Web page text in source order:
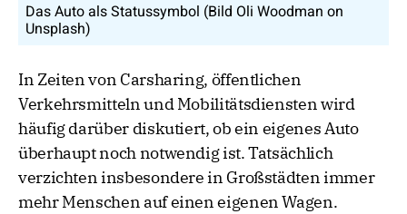
Das Auto als Statussymbol (Bild Oli Woodman on
Unsplash)
In Zeiten von Carsharing, öffentlichen
Verkehrsmitteln und Mobilitätsdiensten wird
häufig darüber diskutiert, ob ein eigenes Auto
überhaupt noch notwendig ist. Tatsächlich
verzichten insbesondere in Großstädten immer
mehr Menschen auf einen eigenen Wagen.